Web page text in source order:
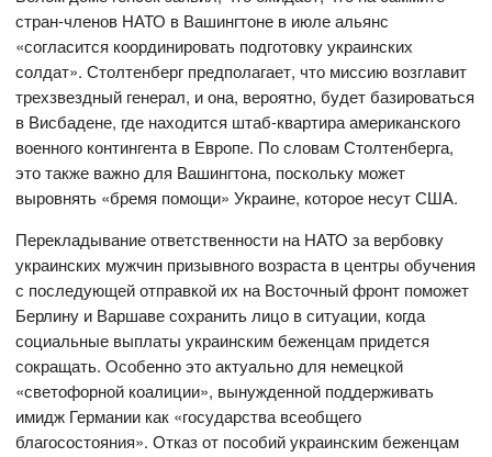
стран-членов НАТО в Вашингтоне в июле альянс
«согласится координировать подготовку украинских
солдат». Столтенберг предполагает, что миссию возглавит
трехзвездный генерал, и она, вероятно, будет базироваться
в Висбадене, где находится штаб-квартира американского
военного контингента в Европе. По словам Столтенберга,
это также важно для Вашингтона, поскольку может
выровнять «бремя помощи» Украине, которое несут США.
Перекладывание ответственности на НАТО за вербовку
украинских мужчин призывного возраста в центры обучения
с последующей отправкой их на Восточный фронт поможет
Берлину и Варшаве сохранить лицо в ситуации, когда
социальные выплаты украинским беженцам придется
сокращать. Особенно это актуально для немецкой
«светофорной коалиции», вынужденной поддерживать
имидж Германии как «государства всеобщего
благосостояния». Отказ от пособий украинским беженцам